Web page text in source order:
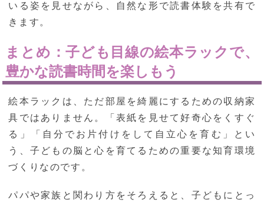
いる姿を見せながら、自然な形で読書体験を共有で
きます。
まとめ：子ども目線の絵本ラックで、
豊かな読書時間を楽しもう
絵本ラックは、ただ部屋を綺麗にするための収納家
具ではありません。「表紙を見せて好奇心をくすぐ
る」「自分でお片付けをして自立心を育む」とい
う、子どもの脳と心を育てるための重要な知育環境
づくりなのです。
パパや家族と関わり方をそろえると、子どもにとっ